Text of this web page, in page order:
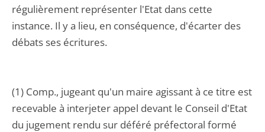
régulièrement représenter l'Etat dans cette
instance. Il y a lieu, en conséquence, d'écarter des
débats ses écritures.
(1) Comp., jugeant qu'un maire agissant à ce titre est
recevable à interjeter appel devant le Conseil d'Etat
du jugement rendu sur déféré préfectoral formé